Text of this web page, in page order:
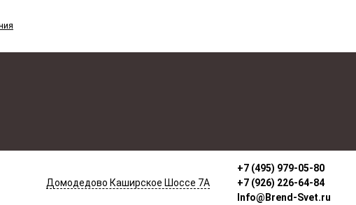
Домодедово Каширское Шоссе 7А
+7 (495) 979-05-80
+7 (926) 226-64-84
Info@Brend-Svet.ru